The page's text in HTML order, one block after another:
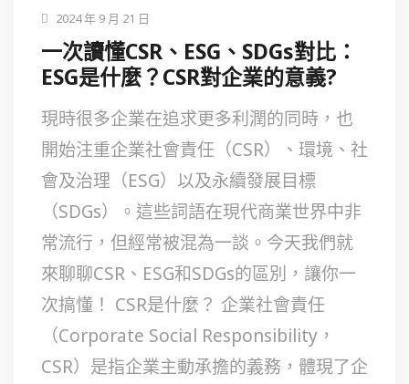
2024 年 9 月 21 日
一次讀懂CSR、ESG、SDGs對比：
ESG是什麼？CSR對企業的意義?
現時很多企業在追求更多利潤的同時，也
開始注重企業社會責任（CSR）、環境、社
會及治理（ESG）以及永續發展目標
（SDGs）。這些詞語在現代商業世界中非
常流行，但經常被混為一談。今天我們就
來聊聊CSR、ESG和SDGs的區別，讓你一
次搞懂！ CSR是什麼？ 企業社會責任
（Corporate Social Responsibility，
CSR）是指企業主動承擔的義務，體現了企